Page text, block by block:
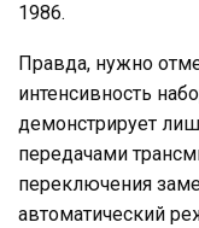
1986.
Правда, нужно
интенсивность
демонстрирует
передачами
переключения
автоматический